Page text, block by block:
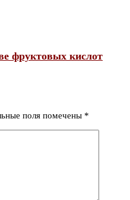
фруктовых кислот
поля помечены *